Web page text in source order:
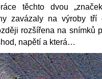
těchto dvou
zavázaly na výroby tří
rozšířena na snímků
napětí a která…